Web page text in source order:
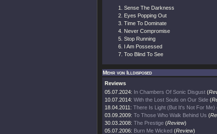
Sense The Darkness
Eyes Popping Out
Time To Dominate
Never Compromise
Stop Running
I Am Possessed
Too Blind To See
Mehr von Illdisposed
Reviews
05.07.2024: In Chambers Of Sonic Disgust (
10.07.2014: With the Lost Souls on Our Side (
18.04.2011: There Is Light (But It's Not For Me)
03.09.2009: To Those Who Walk Behind Us (
30.03.2008: The Prestige (Review)
05.07.2006: Burn Me Wicked (Review)